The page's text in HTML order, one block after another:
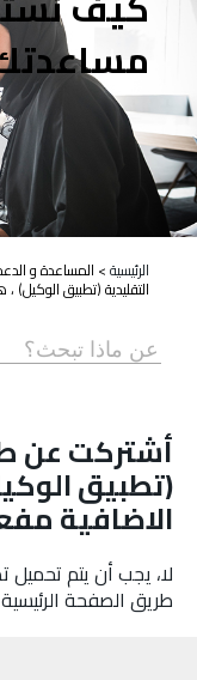
الرئيسية> المساعدة و
التقليدية (تطبيق الوكيل)
أشتركت عن
(تطبيق
الاضافية
لا، يجب أن يتم
طريق الصفحة